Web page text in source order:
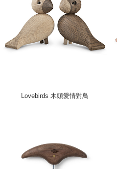
Lovebirds 木頭愛情對鳥